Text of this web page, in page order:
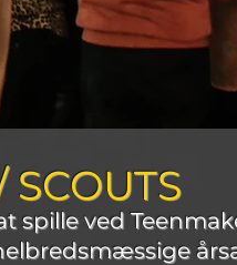
spille ved